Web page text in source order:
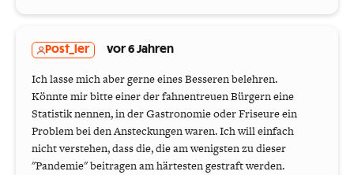
Post_ler vor 6 Jahren
Ich lasse mich aber gerne eines Besseren belehren.
Könnte mir bitte einer der fahnentreuen Bürgern eine
Statistik nennen, in der Gastronomie oder Friseure ein
Problem bei den Ansteckungen waren. Ich will einfach
nicht verstehen, dass die, die am wenigsten zu dieser
"Pandemie" beitragen am härtesten gestraft werden.